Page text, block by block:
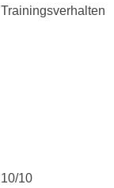
Trainingsverhalten
10/10